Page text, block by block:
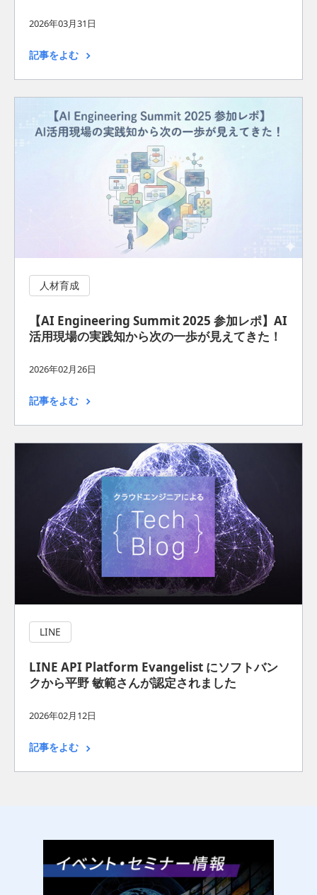
2026年03月31日
記事をよむ
人材育成
【AI Engineering Summit 2025 参加レポ】AI
活用現場の実践知から次の一歩が見えてきた！
2026年02月26日
記事をよむ
LINE
LINE API Platform Evangelist にソフトバン
クから平野 敏範さんが認定されました
2026年02月12日
記事をよむ